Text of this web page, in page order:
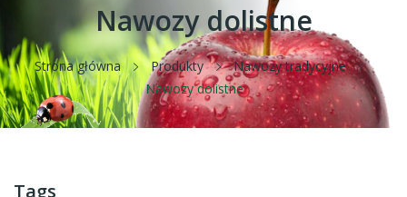
Nawozy dolistne
Strona główna Produkty
Nawozy tradycyjne
Nawozy dolistne
Tags